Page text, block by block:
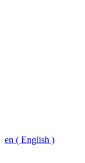
en ( English )